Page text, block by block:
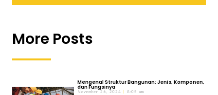
More Posts
Mengenal Struktur Bangunan: Jenis, Komponen,
dan Fungsinya
November 26, 2024 8:05 am